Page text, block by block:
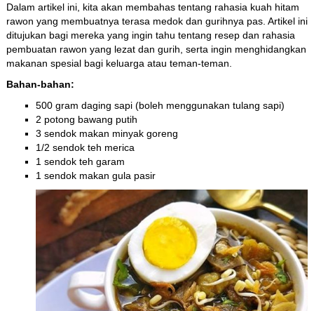
Dalam artikel ini, kita akan membahas tentang rahasia kuah hitam
rawon yang membuatnya terasa medok dan gurihnya pas. Artikel ini
ditujukan bagi mereka yang ingin tahu tentang resep dan rahasia
pembuatan rawon yang lezat dan gurih, serta ingin menghidangkan
makanan spesial bagi keluarga atau teman-teman.
Bahan-bahan:
500 gram daging sapi (boleh menggunakan tulang sapi)
2 potong bawang putih
3 sendok makan minyak goreng
1/2 sendok teh merica
1 sendok teh garam
1 sendok makan gula pasir